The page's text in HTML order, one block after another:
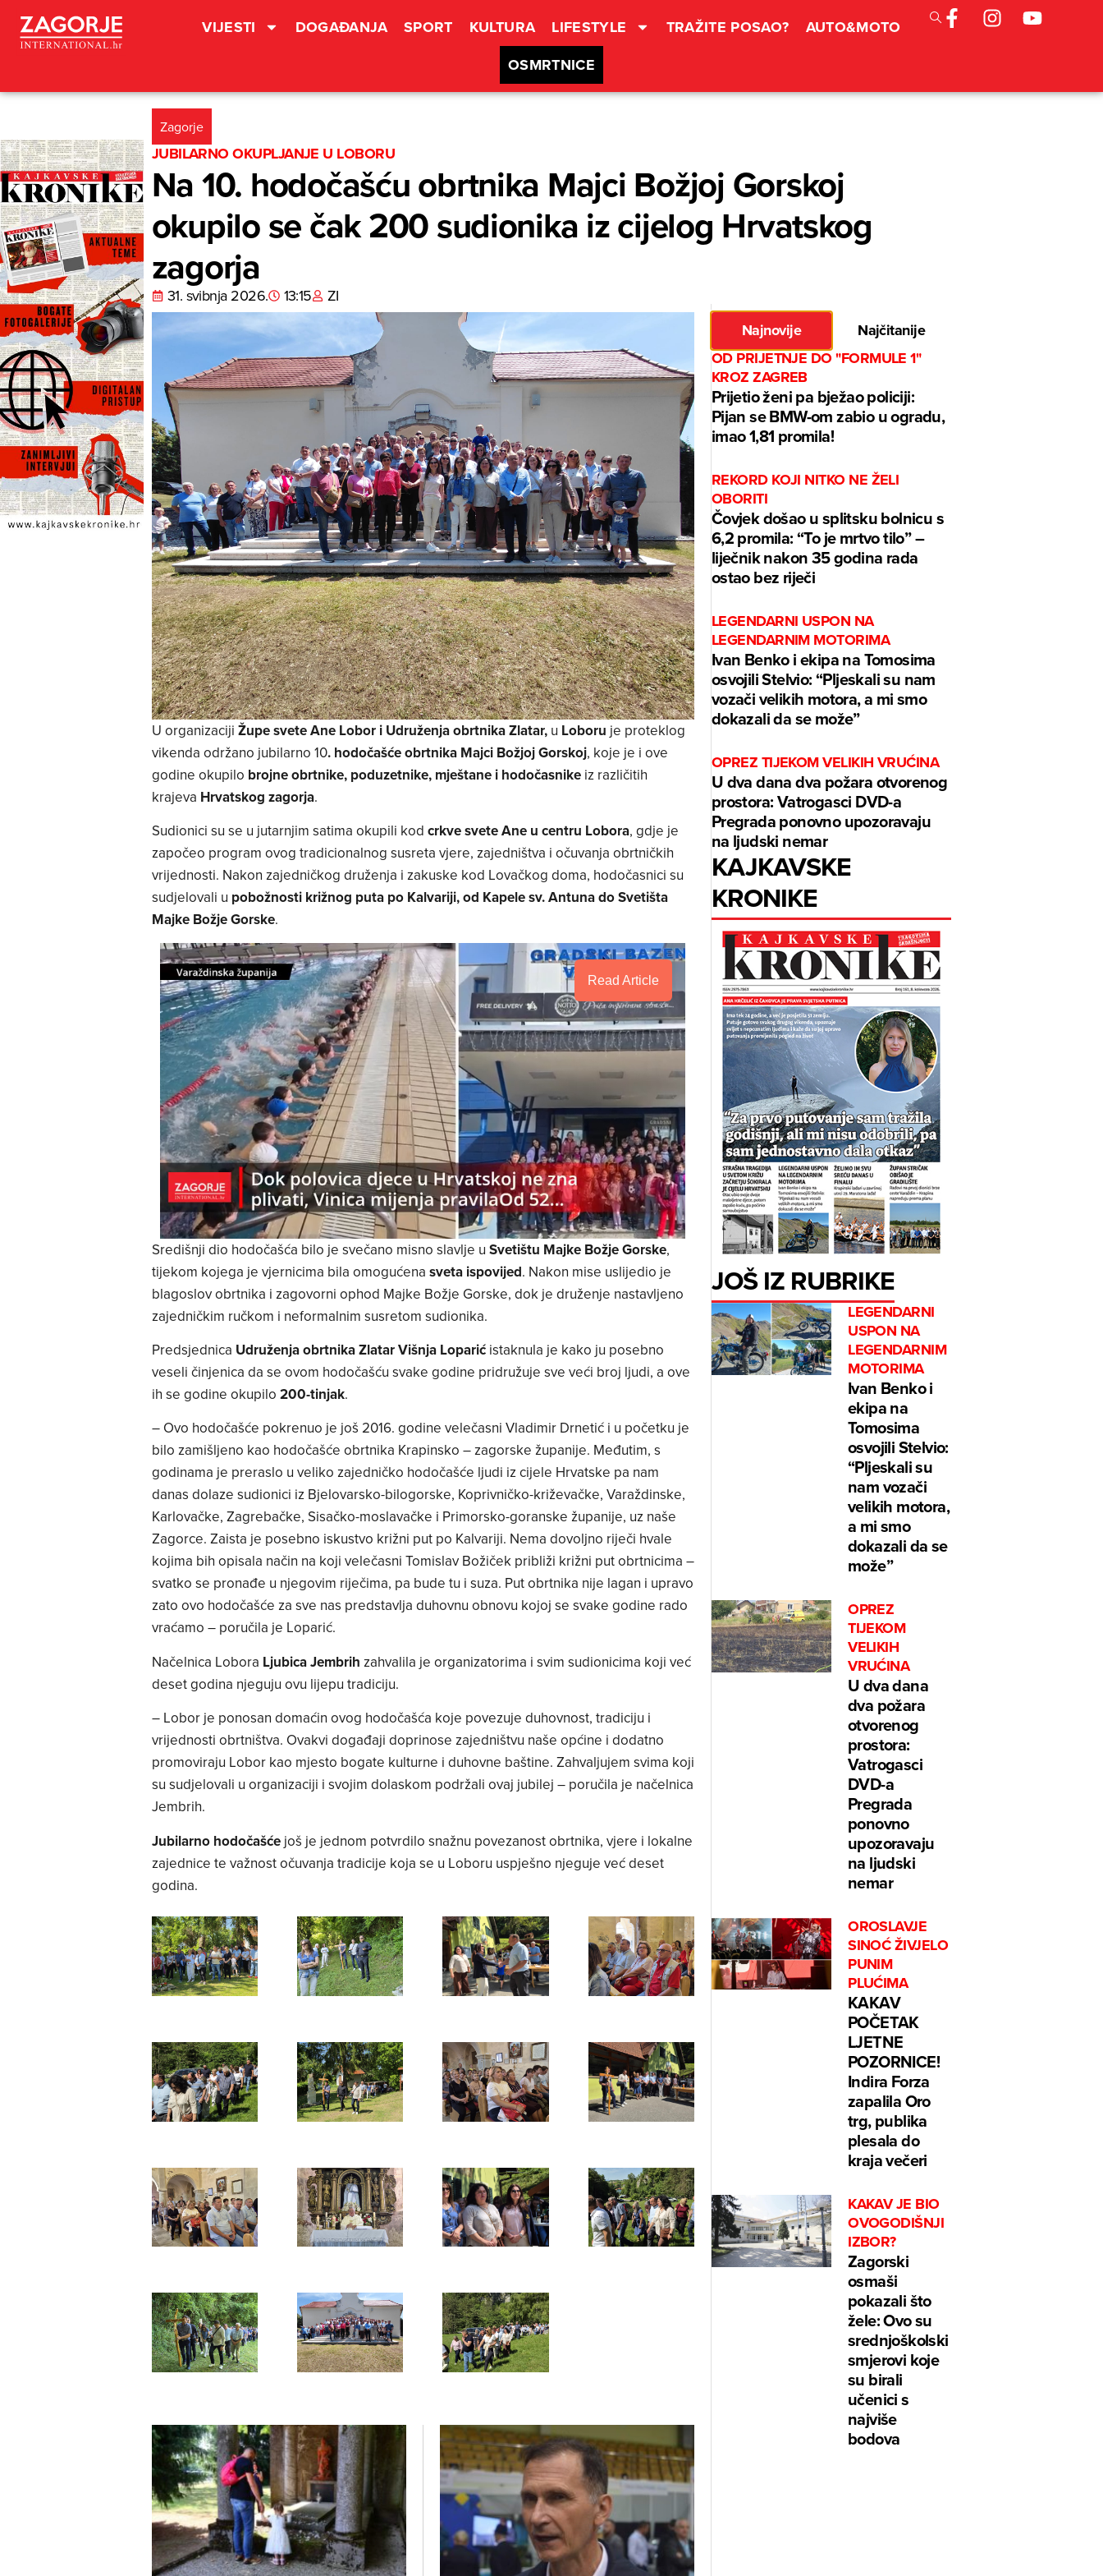
VIJESTI DOGAĐANJA SPORT KULTURA LIFESTYLE TRAŽITE POSAO?
AUTO&MOTO
OSMRTNICE
Zagorje
JUBILARNO OKUPLJANJE U LOBORU
Na 10. hodočašću obrtnika Majci Božjoj Gorskoj
okupilo se čak 200 sudionika iz cijelog Hrvatskog
zagorja
31. svibnja 2026. 13:15 ZI
U organizaciji Župe svete Ane Lobor i Udruženja obrtnika Zlatar,u Loboru je proteklog
vikenda održano jubilarno 10. hodočašće obrtnika Majci Božjoj Gorskoj, koje je i ove
godine okupilo brojne obrtnike, poduzetnike, mještane i hodočasnikeiz različitih
krajeva Hrvatskog zagorja.
Sudionici su se u jutarnjim satima okupili kod crkve svete Ane u centru Lobora, gdje je
započeo program ovog tradicionalnog susreta vjere, zajedništva i očuvanja obrtničkih
vrijednosti. Nakon zajedničkog druženja i zakuske kod Lovačkog doma, hodočasnici su
sudjelovali u pobožnosti križnog puta po Kalvariji, od Kapele sv. Antuna do Svetišta
Majke Božje Gorske.
Read Article
Središnji dio hodočašća bilo je svečano misno slavlje u Svetištu Majke Božje Gorske,
tijekom kojega je vjernicima bila omogućena sveta ispovijed. Nakon mise uslijedio je
blagoslov obrtnika i zagovorni ophod Majke Božje Gorske, dok je druženje nastavljeno
zajedničkim ručkom i neformalnim susretom sudionika.
Predsjednica Udruženja obrtnika Zlatar Višnja Loparićistaknula je kako ju posebno
veseli činjenica da se ovom hodočašću svake godine pridružuje sve veći broj ljudi, a ove
ih se godine okupilo 200-tinjak.
– Ovo hodočašće pokrenuo je još 2016. godine velečasni Vladimir Drnetić i u početku je
bilo zamišljeno kao hodočašće obrtnika Krapinsko – zagorske županije. Međutim, s
godinama je preraslo u veliko zajedničko hodočašće ljudi iz cijele Hrvatske pa nam
danas dolaze sudionici iz Bjelovarsko-bilogorske, Koprivničko-križevačke, Varaždinske,
Karlovačke, Zagrebačke, Sisačko-moslavačke i Primorsko-goranske županije, uz naše
Zagorce. Zaista je posebno iskustvo križni put po Kalvariji. Nema dovoljno riječi hvale
kojima bih opisala način na koji velečasni Tomislav Božiček približi križni put obrtnicima –
svatko se pronađe u njegovim riječima, pa bude tu i suza. Put obrtnika nije lagan i upravo
zato ovo hodočašće za sve nas predstavlja duhovnu obnovu kojoj se svake godine rado
vraćamo – poručila je Loparić.
Načelnica Lobora Ljubica Jembrih zahvalila je organizatorima i svim sudionicima koji već
deset godina njeguju ovu lijepu tradiciju.
– Lobor je ponosan domaćin ovog hodočašća koje povezuje duhovnost, tradiciju i
vrijednosti obrtništva. Ovakvi događaji doprinose zajedništvu naše općine i dodatno
promoviraju Lobor kao mjesto bogate kulturne i duhovne baštine. Zahvaljujem svima koji
su sudjelovali u organizaciji i svojim dolaskom podržali ovaj jubilej – poručila je načelnica
Jembrih.
Jubilarno hodočašćejoš je jednom potvrdilo snažnu povezanost obrtnika, vjere i lokalne
zajednice te važnost očuvanja tradicije koja se u Loboru uspješno njeguje već deset
godina.
Najnovije
Najčitanije
OD PRIJETNJE DO "FORMULE 1"
KROZ ZAGREB
Prijetio ženi pa bježao policiji:
Pijan se BMW-om zabio u ogradu,
imao 1,81 promila!
REKORD KOJI NITKO NE ŽELI
OBORITI
Čovjek došao u splitsku bolnicu s
6,2 promila: “To je mrtvo tilo” –
liječnik nakon 35 godina rada
ostao bez riječi
LEGENDARNI USPON NA
LEGENDARNIM MOTORIMA
Ivan Benko i ekipa na Tomosima
osvojili Stelvio: “Pljeskali su nam
vozači velikih motora, a mi smo
dokazali da se može”
OPREZ TIJEKOM VELIKIH VRUĆINA
U dva dana dva požara otvorenog
prostora: Vatrogasci DVD-a
Pregrada ponovno upozoravaju
na ljudski nemar
KAJKAVSKE
KRONIKE
JOŠ IZ RUBRIKE
LEGENDARNI
USPON NA
LEGENDARNIM
MOTORIMA
Ivan Benko i
ekipa na
Tomosima
osvojili Stelvio:
“Pljeskali su
nam vozači
velikih motora,
a mi smo
dokazali da se
može”
OPREZ
TIJEKOM
VELIKIH
VRUĆINA
U dva dana
dva požara
otvorenog
prostora:
Vatrogasci
DVD-a
Pregrada
ponovno
upozoravaju
na ljudski
nemar
OROSLAVJE
SINOĆ ŽIVJELO
PUNIM
PLUĆIMA
KAKAV
POČETAK
LJETNE
POZORNICE!
Indira Forza
zapalila Oro
trg, publika
plesala do
kraja večeri
KAKAV JE BIO
OVOGODIŠNJI
IZBOR?
Zagorski
osmaši
pokazali što
žele: Ovo su
srednjoškolski
smjerovi koje
su birali
učenici s
najviše
bodova